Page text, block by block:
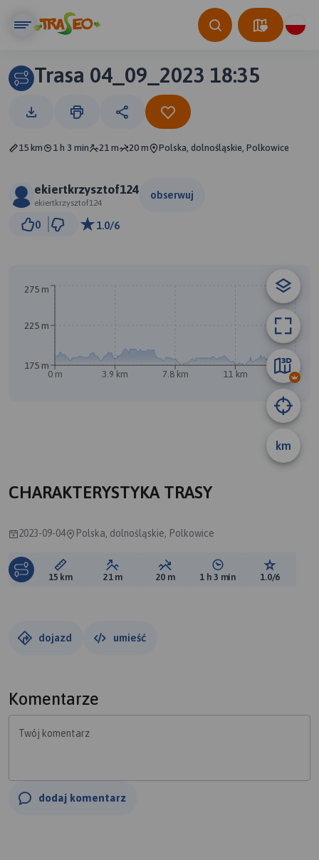
Trasa 04_09_2023 18:35
15 km 1 h 3 min 21 m 20 m Polska, dolnośląskie, Polkowice
ekiertkrzysztof124
ekiertkrzysztof124
obserwuj
0 1.0/6
B
A
km
0 m 3.9 km 7.8 km 11 km 15 km
175 m
225 m
275 m
CHARAKTERYSTYKA TRASY
2023-09-04 Polska, dolnośląskie, Polkowice
Długość trasy:
15 km Suma przewyższeń:
21 m Suma spadków:
20 m Średni czas potrzebny
1 h 3 min Ocena
1.0/6
dojazd umieść
Komentarze
Twój komentarz
dodaj komentarz